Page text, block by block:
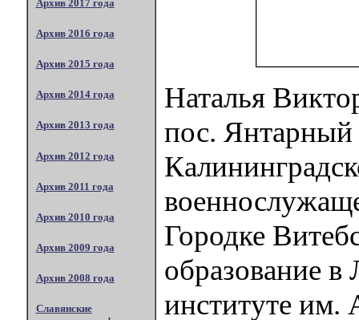
Архив 2017 года
Архив 2016 года
Архив 2015 года
Архив 2014 года
Архив 2013 года
Архив 2012 года
Архив 2011 года
Архив 2010 года
Архив 2009 года
Архив 2008 года
Славянские
Наталья
пос. Янтарный
Городке
образование в
институте им.